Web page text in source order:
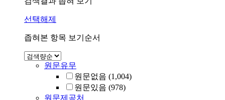
선택해제
좁혀본 항목 보기순서
원문유무
원문없음 (1,004)
원문있음 (978)
원문제공처